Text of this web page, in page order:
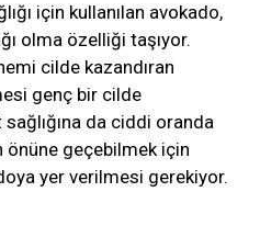
için kullanılan avokado,
olma özelliği taşıyor.
cilde kazandıran
genç bir cilde
da ciddi oranda
önüne geçebilmek için
yer verilmesi gerekiyor.